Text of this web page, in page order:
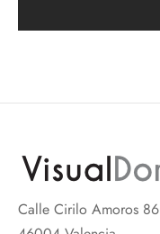
Calle Cirilo Amoros 86